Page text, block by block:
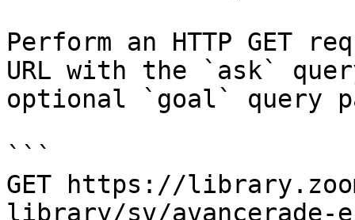
Perform an HTTP GET
URL with the `ask`
optional `goal` query
```
GET https://
library/sv/